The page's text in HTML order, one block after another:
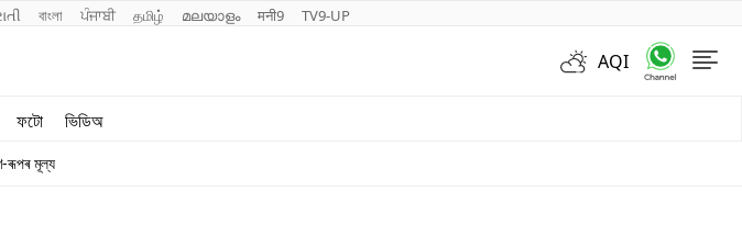
বাংলা ਪੰਜਾਬੀ தமிழ் മലയാളം मनी9 TV9-UP
AQI
ফটো ভিডিঅ
ৰূপৰ মূল্য